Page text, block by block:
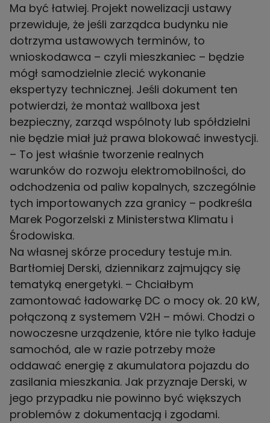
Ma być łatwiej. Projekt nowelizacji ustawy
przewiduje, że jeśli zarządca budynku nie
dotrzyma ustawowych terminów, to
wnioskodawca – czyli mieszkaniec – będzie
mógł samodzielnie zlecić wykonanie
ekspertyzy technicznej. Jeśli dokument ten
potwierdzi, że montaż wallboxa jest
bezpieczny, zarząd wspólnoty lub spółdzielni
nie będzie miał już prawa blokować inwestycji.
– To jest właśnie tworzenie realnych
warunków do rozwoju elektromobilności, do
odchodzenia od paliw kopalnych, szczególnie
tych importowanych zza granicy – podkreśla
Marek Pogorzelski z Ministerstwa Klimatu i
Środowiska.
Na własnej skórze procedury testuje m.in.
Bartłomiej Derski, dziennikarz zajmujący się
tematyką energetyki. – Chciałbym
zamontować ładowarkę DC o mocy ok. 20 kW,
połączoną z systemem V2H – mówi. Chodzi o
nowoczesne urządzenie, które nie tylko ładuje
samochód, ale w razie potrzeby może
oddawać energię z akumulatora pojazdu do
zasilania mieszkania. Jak przyznaje Derski, w
jego przypadku nie powinno być większych
problemów z dokumentacją i zgodami.